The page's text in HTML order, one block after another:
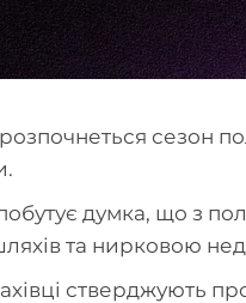
сезон
думка, що з
та нирковою
стверджують